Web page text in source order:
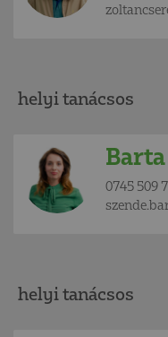
helyi tanácsos
0745 509
helyi tanácsos